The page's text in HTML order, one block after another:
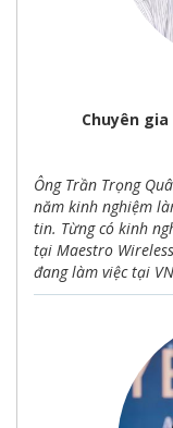
Chuyên
Ông Trần Trọng
năm kinh nghiệm
tin. Từng có kinh
tại Maestro
đang làm việc tại